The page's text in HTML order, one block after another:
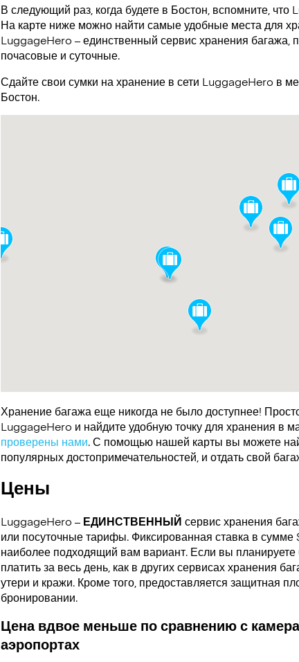
В следующий раз, когда будете в Бостон, вспомните,
На карте ниже можно найти самые удобные места для
LuggageHero – единственный сервис хранения
почасовые и суточные.
Сдайте свои сумки на хранение в сети LuggageHero в
Бостон.
Хранение багажа еще никогда не было доступнее!
LuggageHero и найдите удобную точку для хранения в
проверены нами. С помощью нашей карты вы можете
популярных достопримечательностей, и отдать свой
Цены
LuggageHero – ЕДИНСТВЕННЫЙ сервис хранения
или посуточные тарифы. Фиксированная ставка в сумме
наиболее подходящий вам вариант. Если вы планируете
платить за весь день, как в других сервисах хранения
утери и кражи. Кроме того, предоставляется защитная
бронировании.
Цена вдвое меньше по сравнению с
аэропортах